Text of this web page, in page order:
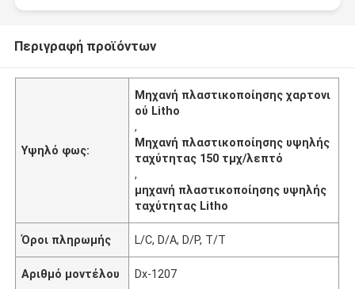
Περιγραφή προϊόντων
Υψηλό φως:
Μηχανή πλαστικοποίησης χαρτονι
ού Litho
,
Μηχανή πλαστικοποίησης υψηλής
ταχύτητας 150 τμχ/λεπτό
,
μηχανή πλαστικοποίησης υψηλής
ταχύτητας Litho
Όροι πληρωμής L/C, D/A, D/P, T/T
Αριθμό μοντέλου Dx-1207